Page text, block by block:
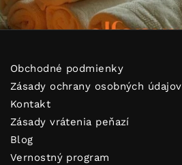
Obchodné podmienky
Zásady ochrany osobných údajov
Kontakt
Zásady vrátenia peňazí
Blog
Vernostný program